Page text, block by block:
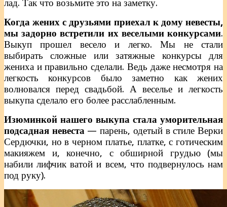
лад. Так что возьмите это на заметку.
Когда жених с друзьями приехал к дому невесты,
мы задорно встретили их веселыми конкурсами.
Выкуп прошел весело и легко. Мы не стали
выбирать сложные или затяжные конкурсы для
жениха и правильно сделали. Ведь даже несмотря на
легкость конкурсов было заметно как жених
волновался перед свадьбой. А веселье и легкость
выкупа сделало его более расслабленным.
Изюминкой нашего выкупа стала уморительная
подсадная невеста — парень, одетый в стиле Верки
Сердючки, но в черном платье, платке, с готическим
макияжем и, конечно, с обширной грудью (мы
набили лифчик ватой и всем, что подвернулось нам
под руку).